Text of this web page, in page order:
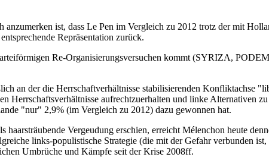
ist, dass Le Pen im Vergleich zu 2012 trotz der mit
Repräsentation zurück.
Re-Organisierungsversuchen kommt (SYRIZA,
an der die Herrschaftverhältnisse stabilisierenden Konfliktachse
aufrechtzuerhalten und linke Alternativen
"nur" 2,9% (im Vergleich zu 2012) dazu gewonnen hat.
Vergeudung erschien, erreicht Mélenchon heute
links-populistische Strategie (die mit der Gefahr verbunden
Umbrüche und Kämpfe seit der Krise 2008ff.